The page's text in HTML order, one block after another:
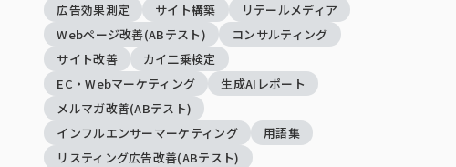
広告効果測定
サイト構築
リテールメディア
Webページ改善(ABテスト)
コンサルティング
サイト改善
カイ二乗検定
EC・Webマーケティング
生成AIレポート
メルマガ改善(ABテスト)
インフルエンサーマーケティング
用語集
リスティング広告改善(ABテスト)